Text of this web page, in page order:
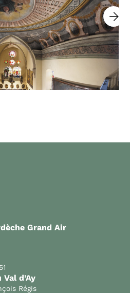
Grand Air
d’Ay
Régis